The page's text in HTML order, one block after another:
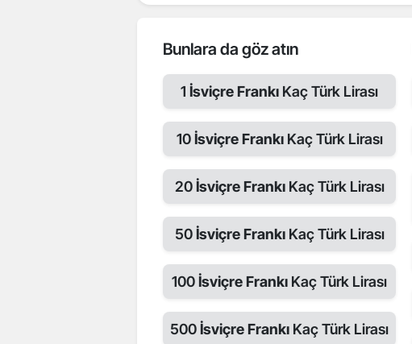
Bunlara da göz atın
1İsviçre Frankı Kaç Türk Lirası
10İsviçre FrankıKaç Türk Lirası
20İsviçre FrankıKaç Türk Lirası
50İsviçre FrankıKaç Türk Lirası
100İsviçre Frankı Kaç Türk Lirası
500İsviçre Frankı Kaç Türk Lirası